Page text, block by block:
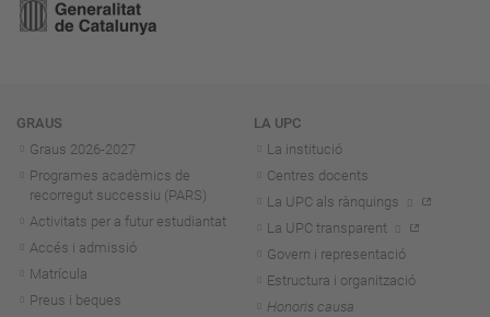
Navegació
GRAUS
Graus 2026-2027
Programes acadèmics de
recorregut successiu (PARS)
Activitats per a futur estudiantat
Accés i admissió
Matrícula
Preus i beques
LA UPC
La institució
Centres docents
La UPC als rànquings
La UPC transparent
Govern i representació
Estructura i organització
Honoris causa